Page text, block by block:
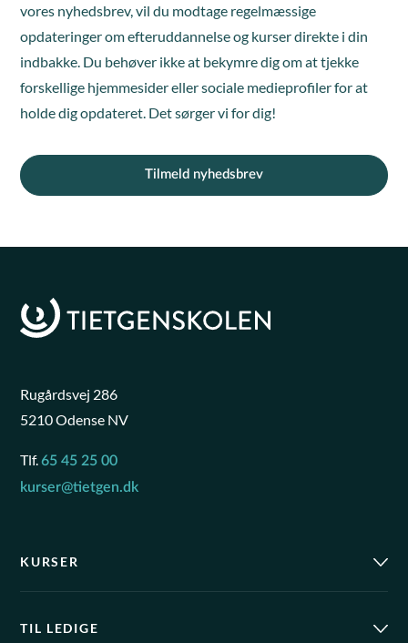
vores nyhedsbrev, vil du modtage regelmæssige
opdateringer om efteruddannelse og kurser direkte i din
indbakke. Du behøver ikke at bekymre dig om at tjekke
forskellige hjemmesider eller sociale medieprofiler for at
holde dig opdateret. Det sørger vi for dig!
Tilmeld nyhedsbrev
Rugårdsvej 286
5210 Odense NV
Tlf.65 45 25 00
kurser@tietgen.dk
KURSER
TIL LEDIGE